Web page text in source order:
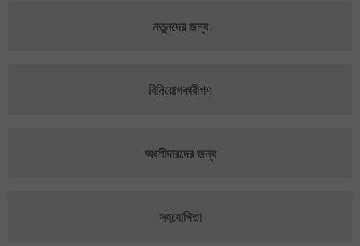
নতুনদের জন্য
বিনিয়োগকারীগণ
অংশীদারদের জন্য
সহযোগিতা